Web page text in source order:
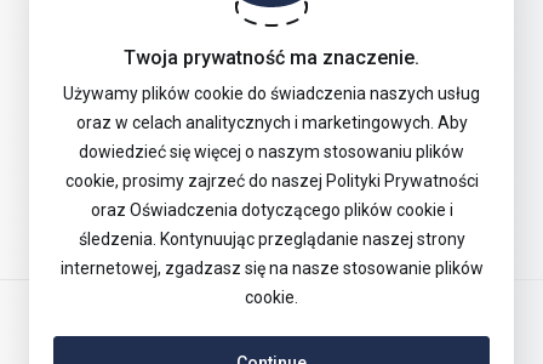
Offer
Support
Twoja prywatność ma znaczenie.
Używamy plików cookie do świadczenia naszych usług
oraz w celach analitycznych i marketingowych. Aby
dowiedzieć się więcej o naszym stosowaniu plików
cookie, prosimy zajrzeć do naszej Polityki Prywatności
oraz Oświadczenia dotyczącego plików cookie i
śledzenia. Kontynuując przeglądanie naszej strony
internetowej, zgadzasz się na nasze stosowanie plików
cookie.